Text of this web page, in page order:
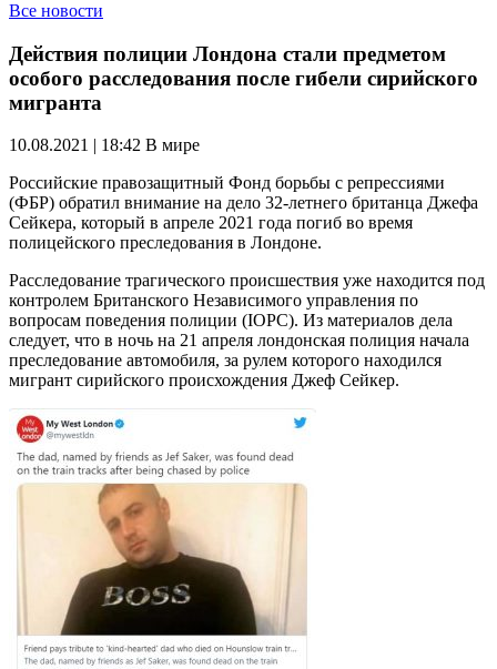
Все новости
Действия полиции Лондона стали предметом
особого расследования после гибели сирийского
мигранта
10.08.2021 | 18:42 В мире
Российские правозащитный Фонд борьбы с репрессиями
(ФБР) обратил внимание на дело 32-летнего британца Джефа
Сейкера, который в апреле 2021 года погиб во время
полицейского преследования в Лондоне.
Расследование трагического происшествия уже находится под
контролем Британского Независимого управления по
вопросам поведения полиции (IOPC). Из материалов дела
следует, что в ночь на 21 апреля лондонская полиция начала
преследование автомобиля, за рулем которого находился
мигрант сирийского происхождения Джеф Сейкер.